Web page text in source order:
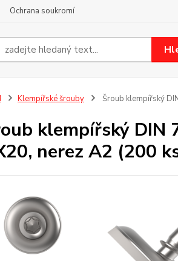
Ochrana soukromí
Klempířské šrouby Šroub klempířský
klempířský DIN
nerez A2 (200